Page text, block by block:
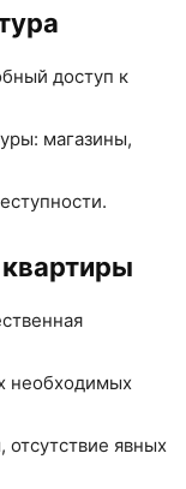
доступ к
магазины,
необходимых
отсутствие явных